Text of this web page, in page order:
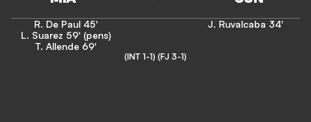
R. De Paul 45'
L. Suarez 59' (pens)
T. Allende 69'
J. Ruvalcaba 34'
(INT 1-1) (FJ 3-1)